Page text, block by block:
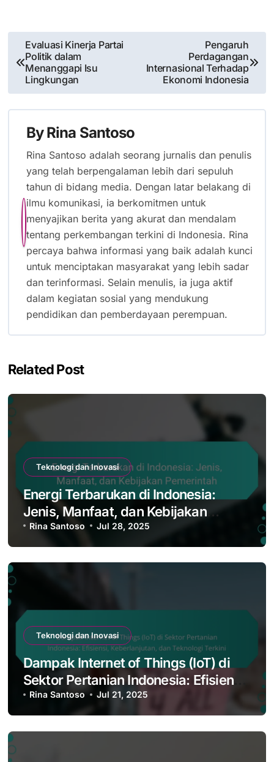
Post
navigation
Evaluasi Kinerja Partai
Politik dalam
Menanggapi Isu
Lingkungan
Pengaruh
Perdagangan
Internasional Terhadap
Ekonomi Indonesia
ByRina Santoso
Rina Santoso adalah seorang jurnalis dan penulis
yang telah berpengalaman lebih dari sepuluh
tahun di bidang media. Dengan latar belakang di
ilmu komunikasi, ia berkomitmen untuk
menyajikan berita yang akurat dan mendalam
tentang perkembangan terkini di Indonesia. Rina
percaya bahwa informasi yang baik adalah kunci
untuk menciptakan masyarakat yang lebih sadar
dan terinformasi. Selain menulis, ia juga aktif
dalam kegiatan sosial yang mendukung
pendidikan dan pemberdayaan perempuan.
Related Post
Teknologi dan Inovasi
Energi Terbarukan di Indonesia:
Jenis, Manfaat, dan Kebijakan
Pemerintah
Rina Santoso Jul 28, 2025
Teknologi dan Inovasi
Dampak Internet of Things (IoT) di
Sektor Pertanian Indonesia: Efisiensi,
Keberlanjutan, dan Teknologi Terkini
Rina Santoso Jul 21, 2025